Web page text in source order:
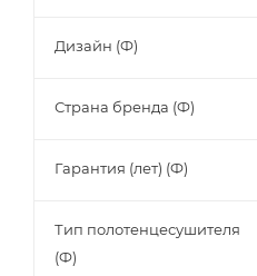
Дизайн (Ф)
Страна бренда (Ф)
Гарантия (лет) (Ф)
Тип полотенцесушителя
(Ф)